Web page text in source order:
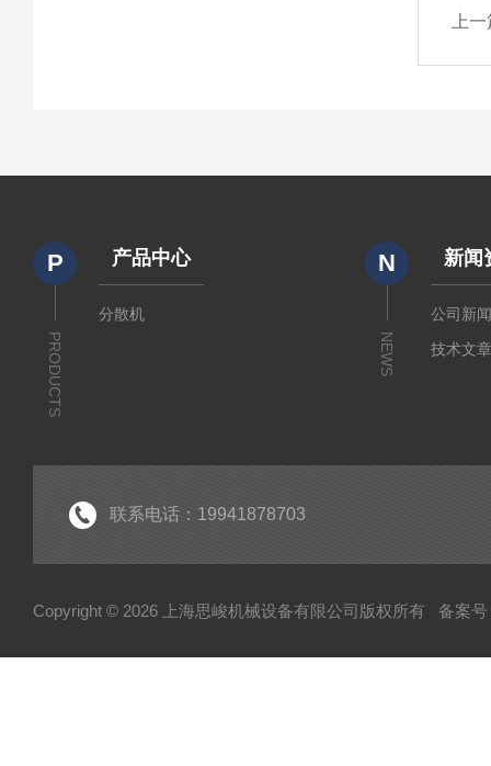
上
P
PRODUCTS
产品中心
分散机
N
NEWS
新闻
公司新
技术文
联系电话：19941878703
Copyright © 2026 上海思峻机械设备有限公司版权所有 备案号